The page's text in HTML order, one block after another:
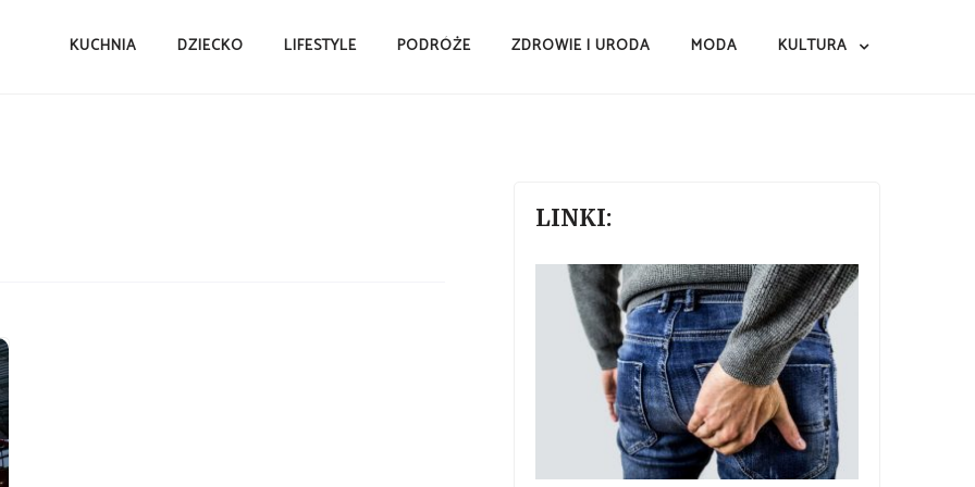
KUCHNIA DZIECKO LIFESTYLE PODRÓŻE ZDROWIE I URODA MODA KULTURA
LINKI: